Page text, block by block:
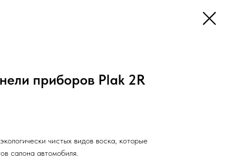
приборов Plak 2R
чистых видов воска, которые
салона автомобиля.